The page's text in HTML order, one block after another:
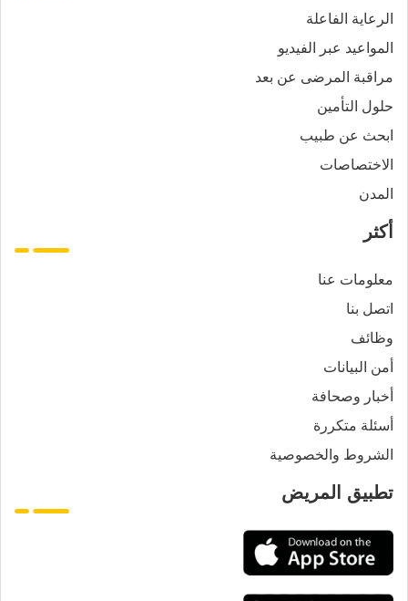
الرعاية الفاعلة
المواعيد عبر الفيديو
مراقبة المرضى عن بعد
حلول التأمين
ابحث عن طبيب
الاختصاصات
المدن
أكثر
معلومات عنا
اتصل بنا
وظائف
أمن البيانات
أخبار وصحافة
أسئلة متكررة
الشروط والخصوصية
تطبيق المريض